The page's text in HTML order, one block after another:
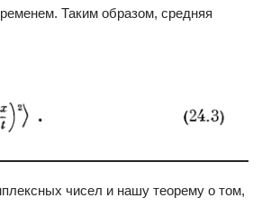
Таким образом, средняя
чисел и нашу теорему о том,